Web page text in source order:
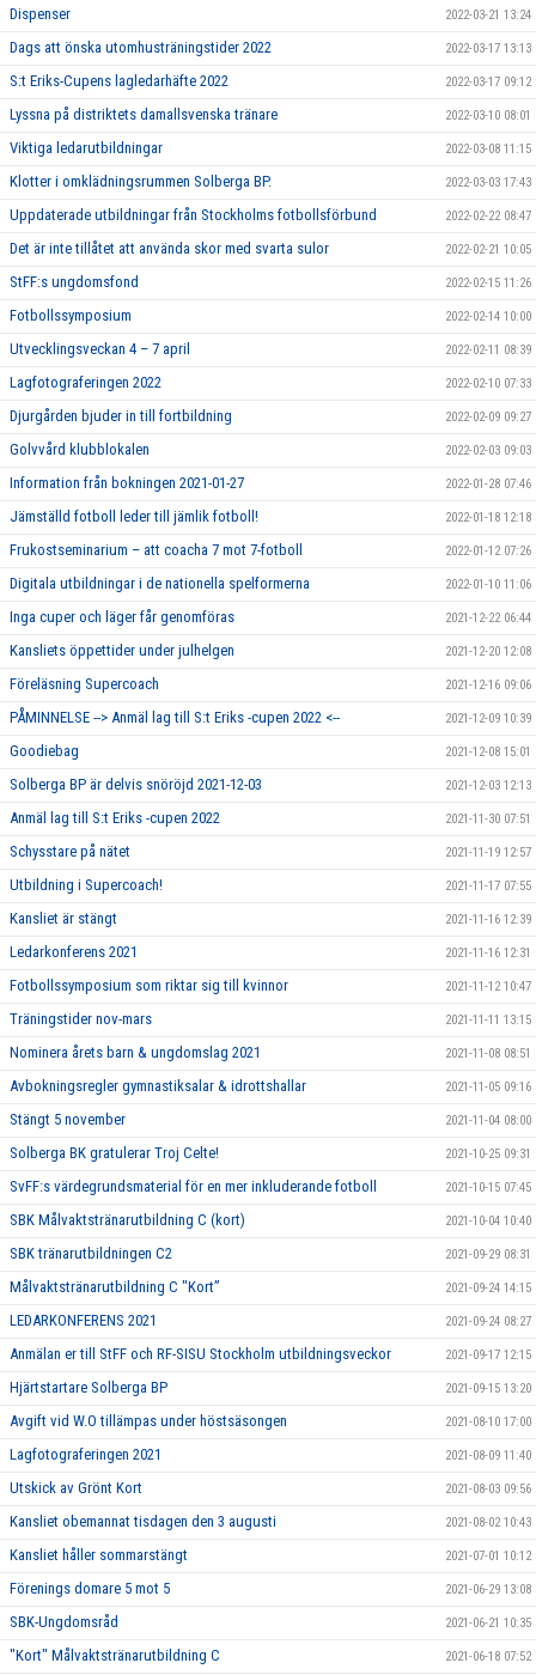
Dispenser 2022-03-21 13:24
Dags att önska utomhusträningstider 2022 2022-03-17 13:13
S:t Eriks-Cupens lagledarhäfte 2022 2022-03-17 09:12
Lyssna på distriktets damallsvenska tränare 2022-03-10 08:01
Viktiga ledarutbildningar 2022-03-08 11:15
Klotter i omklädningsrummen Solberga BP. 2022-03-03 17:43
Uppdaterade utbildningar från Stockholms fotbollsförbund 2022-02-22 08:47
Det är inte tillåtet att använda skor med svarta sulor 2022-02-21 10:05
StFF:s ungdomsfond 2022-02-15 11:26
Fotbollssymposium 2022-02-14 10:00
Utvecklingsveckan 4 – 7 april 2022-02-11 08:39
Lagfotograferingen 2022 2022-02-10 07:33
Djurgården bjuder in till fortbildning 2022-02-09 09:27
Golvvård klubblokalen 2022-02-03 09:03
Information från bokningen 2021-01-27 2022-01-28 07:46
Jämställd fotboll leder till jämlik fotboll! 2022-01-18 12:18
Frukostseminarium – att coacha 7 mot 7-fotboll 2022-01-12 07:26
Digitala utbildningar i de nationella spelformerna 2022-01-10 11:06
Inga cuper och läger får genomföras 2021-12-22 06:44
Kansliets öppettider under julhelgen 2021-12-20 12:08
Föreläsning Supercoach 2021-12-16 09:06
PÅMINNELSE --> Anmäl lag till S:t Eriks -cupen 2022 <-- 2021-12-09 10:39
Goodiebag 2021-12-08 15:01
Solberga BP är delvis snöröjd 2021-12-03 2021-12-03 12:13
Anmäl lag till S:t Eriks -cupen 2022 2021-11-30 07:51
Schysstare på nätet 2021-11-19 12:57
Utbildning i Supercoach! 2021-11-17 07:55
Kansliet är stängt 2021-11-16 12:39
Ledarkonferens 2021 2021-11-16 12:31
Fotbollssymposium som riktar sig till kvinnor 2021-11-12 10:47
Träningstider nov-mars 2021-11-11 13:15
Nominera årets barn & ungdomslag 2021 2021-11-08 08:51
Avbokningsregler gymnastiksalar & idrottshallar 2021-11-05 09:16
Stängt 5 november 2021-11-04 08:00
Solberga BK gratulerar Troj Celte! 2021-10-25 09:31
SvFF:s värdegrundsmaterial för en mer inkluderande fotboll 2021-10-15 07:45
SBK Målvaktstränarutbildning C (kort) 2021-10-04 10:40
SBK tränarutbildningen C2 2021-09-29 08:31
Målvaktstränarutbildning C "Kort” 2021-09-24 14:15
LEDARKONFERENS 2021 2021-09-24 08:27
Anmälan er till StFF och RF-SISU Stockholm utbildningsveckor 2021-09-17 12:15
Hjärtstartare Solberga BP 2021-09-15 13:20
Avgift vid W.O tillämpas under höstsäsongen 2021-08-10 17:00
Lagfotograferingen 2021 2021-08-09 11:40
Utskick av Grönt Kort 2021-08-03 09:56
Kansliet obemannat tisdagen den 3 augusti 2021-08-02 10:43
Kansliet håller sommarstängt 2021-07-01 10:12
Förenings domare 5 mot 5 2021-06-29 13:08
SBK-Ungdomsråd 2021-06-21 10:35
"Kort" Målvaktstränarutbildning C 2021-06-18 07:52